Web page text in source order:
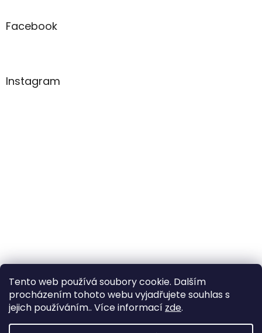
Tento web používá soubory cookie. Dalším
procházením tohoto webu vyjadřujete souhlas s
jejich používáním.. Více informací zde.
Facebook
Instagram
Sledovat na Instagramu